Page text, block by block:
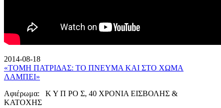
2014-08-18
«ΤΟΜΗ ΠΑΤΡΙΔΑΣ: ΤΟ ΠΝΕΥΜΑ ΚΑΙ ΣΤΟ ΧΩΜΑ
ΛΑΜΠΕΙ»
Αφιέρωμα: Κ Υ Π ΡΟ Σ, 40 ΧΡΟΝΙΑ ΕΙΣΒΟΛΗΣ &
ΚΑΤΟΧΗΣ